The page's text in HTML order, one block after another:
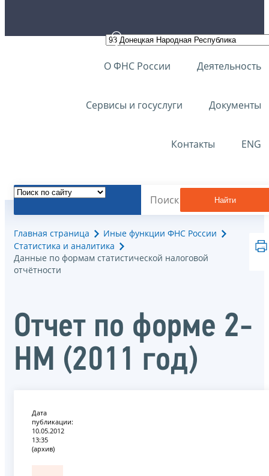
О ФНС России Деятельность
Сервисы и госуслуги Документы
Контакты ENG
Найти
Главная страница
Иные функции ФНС России
Статистика и аналитика
Данные по формам статистической налоговой
отчётности
Отчет по форме 2-
НМ (2011 год)
Дата
публикации:
10.05.2012
13:35
(архив)